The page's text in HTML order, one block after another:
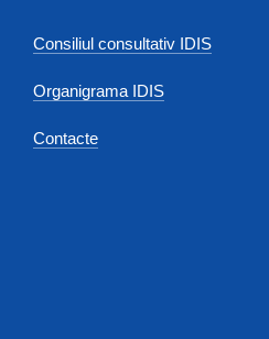
Consiliul consultativ IDIS
Organigrama IDIS
Contacte